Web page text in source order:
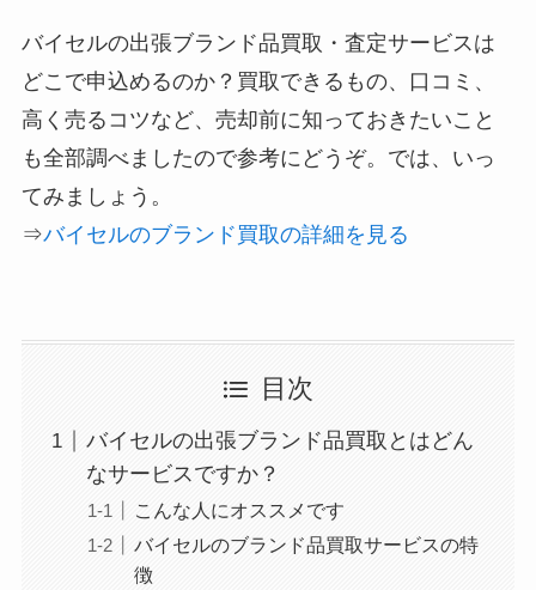
バイセルの出張ブランド品買取・査定サービスは
どこで申込めるのか？買取できるもの、口コミ、
高く売るコツなど、売却前に知っておきたいこと
も全部調べましたので参考にどうぞ。では、いっ
てみましょう。
⇒バイセルのブランド買取の詳細を見る
目次
バイセルの出張ブランド品買取とはどん
なサービスですか？
こんな人にオススメです
バイセルのブランド品買取サービスの特
徴